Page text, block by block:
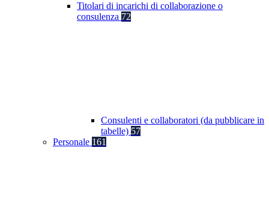
Titolari di incarichi di collaborazione o
consulenza 72
Consulenti e collaboratori (da pubblicare in
tabelle) 57
Personale 161